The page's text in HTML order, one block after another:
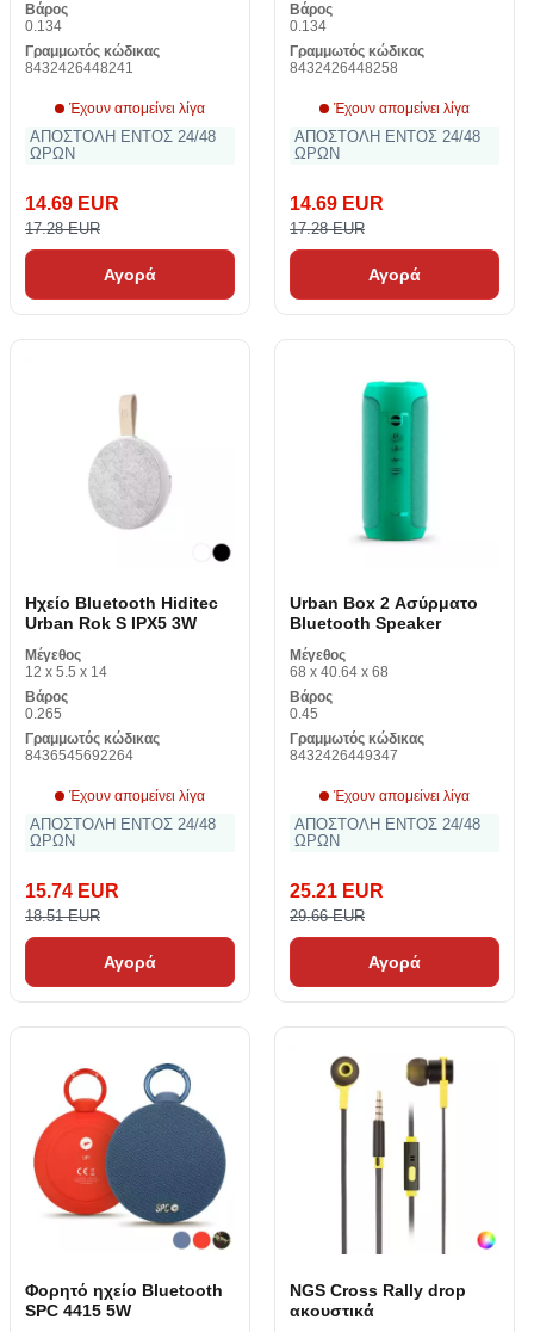
Βάρος
0.134
Γραμμωτός κώδικας
8432426448241
Έχουν απομείνει λίγα
ΑΠΟΣΤΟΛΗ ΕΝΤΟΣ 24/48
ΩΡΩΝ
14.69 EUR
17.28 EUR
Αγορά
Βάρος
0.134
Γραμμωτός κώδικας
8432426448258
Έχουν απομείνει λίγα
ΑΠΟΣΤΟΛΗ ΕΝΤΟΣ 24/48
ΩΡΩΝ
14.69 EUR
17.28 EUR
Αγορά
Ηχείο Bluetooth Hiditec
Urban Rok S IPX5 3W
Μέγεθος
12 x 5.5 x 14
Βάρος
0.265
Γραμμωτός κώδικας
8436545692264
Έχουν απομείνει λίγα
ΑΠΟΣΤΟΛΗ ΕΝΤΟΣ 24/48
ΩΡΩΝ
15.74 EUR
18.51 EUR
Αγορά
Urban Box 2 Ασύρματο
Bluetooth Speaker
Μέγεθος
68 x 40.64 x 68
Βάρος
0.45
Γραμμωτός κώδικας
8432426449347
Έχουν απομείνει λίγα
ΑΠΟΣΤΟΛΗ ΕΝΤΟΣ 24/48
ΩΡΩΝ
25.21 EUR
29.66 EUR
Αγορά
Φορητό ηχείο Bluetooth
SPC 4415 5W
NGS Cross Rally drop
ακουστικά